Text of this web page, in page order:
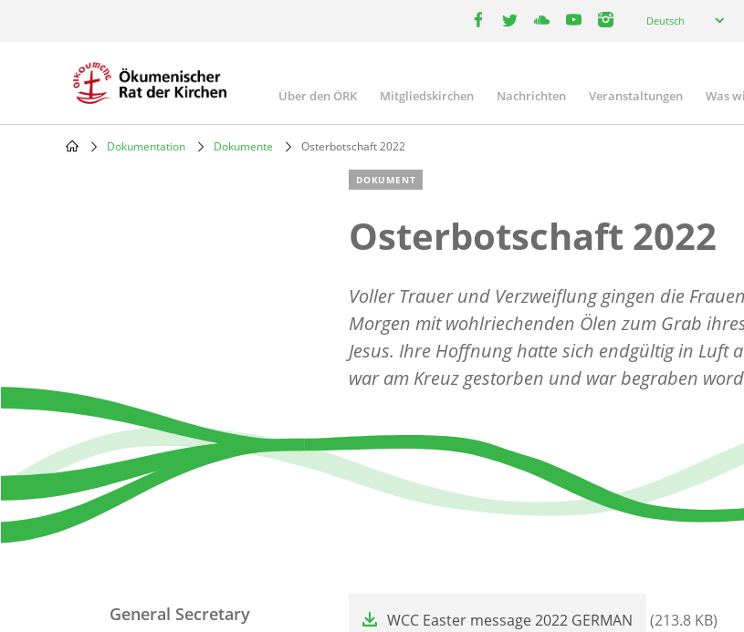
Deutsch
Main
navigation
Über den ÖRK Mitgliedskirchen Nachrichten Veranstaltungen Was
Dokumentation Dokumente Osterbotschaft 2022
DOKUMENT
Osterbotschaft 2022
Voller Trauer und Verzweiflung gingen die
Morgen mit wohlriechenden Ölen zum Grab
Jesus. Ihre Hoffnung hatte sich endgültig in Luft
war am Kreuz gestorben und war begraben
General Secretary WCC Easter message 2022 GERMAN (213.8 KB)